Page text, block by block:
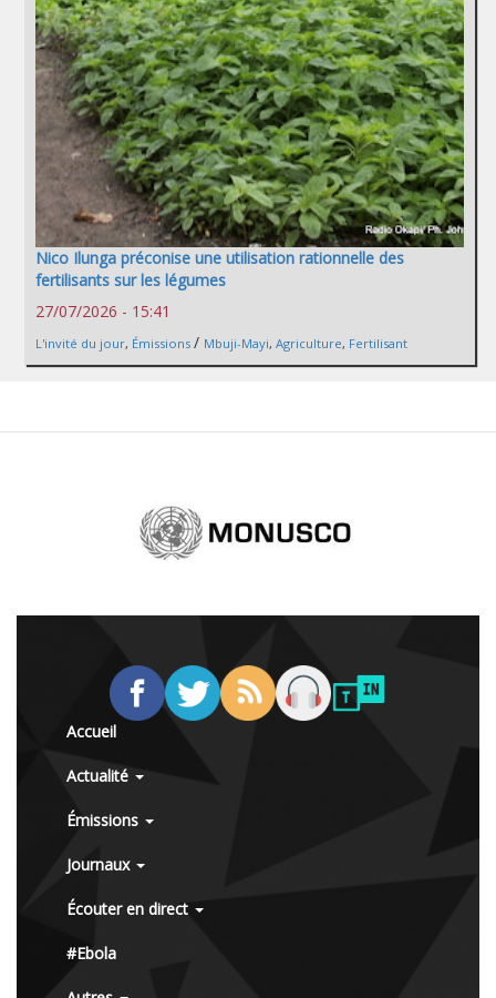
Nico Ilunga préconise une utilisation rationnelle des
fertilisants sur les légumes
27/07/2026 - 15:41
L'invité du jour, Émissions / Mbuji-Mayi, Agriculture, Fertilisant
Accueil
Actualité
Émissions
Journaux
Écouter en direct
#Ebola